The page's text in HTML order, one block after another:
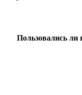
Пользовались